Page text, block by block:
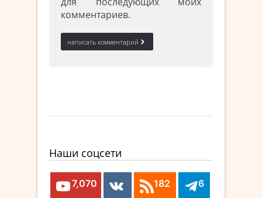
комментариев.
Наши соцсети
7,070 182 6